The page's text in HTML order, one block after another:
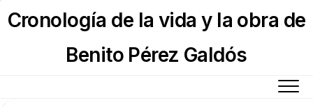
toCronología de la vida y la obra de
Benito Pérez Galdós